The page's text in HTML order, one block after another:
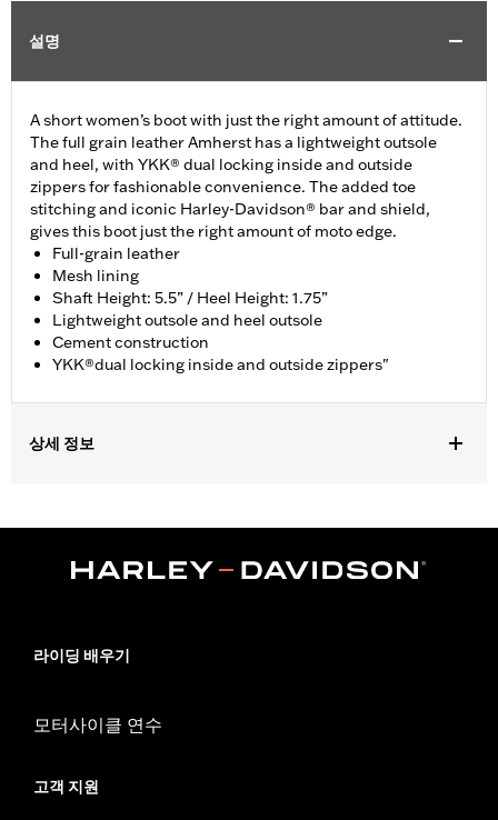
설명
A short women’s boot with just the right amount of attitude.
The full grain leather Amherst has a lightweight outsole
and heel, with YKK® dual locking inside and outside
zippers for fashionable convenience. The added toe
stitching and iconic Harley-Davidson® bar and shield,
gives this boot just the right amount of moto edge.
Full-grain leather
Mesh lining
Shaft Height: 5.5” / Heel Height: 1.75”
Lightweight outsole and heel outsole
Cement construction
YKK®dual locking inside and outside zippers"
상세 정보
Dimension Description:Shaft height: 5.5"/Heel height: 1.75"
라이딩 배우기
모터사이클 연수
고객 지원